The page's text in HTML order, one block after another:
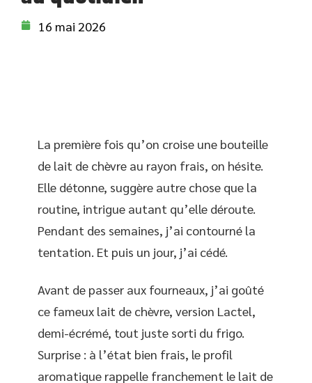
16 mai 2026
La première fois qu’on croise une bouteille
de lait de chèvre au rayon frais, on hésite.
Elle détonne, suggère autre chose que la
routine, intrigue autant qu’elle déroute.
Pendant des semaines, j’ai contourné la
tentation. Et puis un jour, j’ai cédé.
Avant de passer aux fourneaux, j’ai goûté
ce fameux lait de chèvre, version Lactel,
demi-écrémé, tout juste sorti du frigo.
Surprise : à l’état bien frais, le profil
aromatique rappelle franchement le lait de